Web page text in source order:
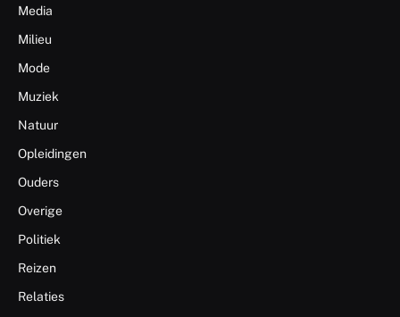
Media
Milieu
Mode
Muziek
Natuur
Opleidingen
Ouders
Overige
Politiek
Reizen
Relaties